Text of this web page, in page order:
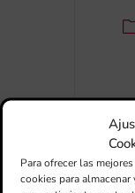
Para ofrecer las
cookies para